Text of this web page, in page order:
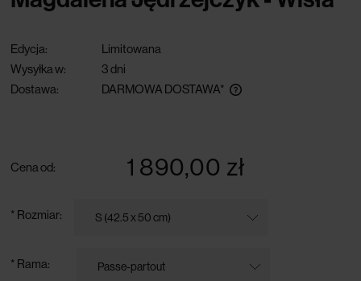
Edycja:
Limitowana
Wysyłka w:
3 dni
Dostawa:
DARMOWA DOSTAWA*
Cena od: 1 890,00 zł
* Rozmiar:
* Rama: